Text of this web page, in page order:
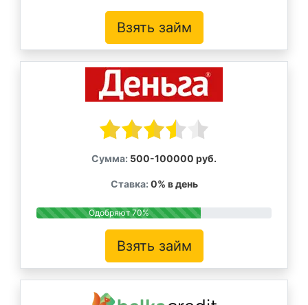
Взять займ
Сумма: 500-100000 руб.
Ставка: 0% в день
Одобряют 70%
Взять займ